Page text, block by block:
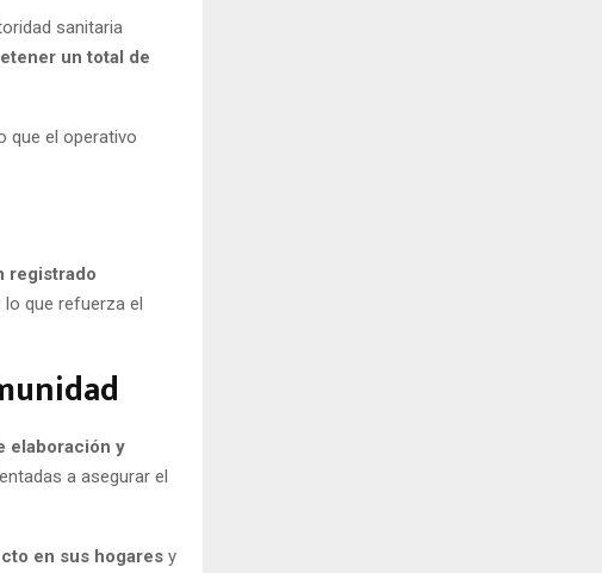
sanitaria
un total de
que el operativo
registrado
que refuerza el
elaboración y
a asegurar el
en sus hogares y